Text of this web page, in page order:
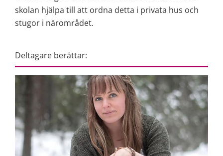
skolan hjälpa till att ordna detta i privata hus och
stugor i närområdet.
Deltagare berättar: